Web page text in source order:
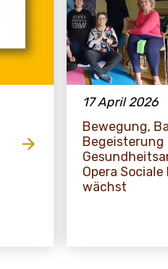
17 April 2026
Bewegung,
Begeisterung
Opera Sociale
wächst